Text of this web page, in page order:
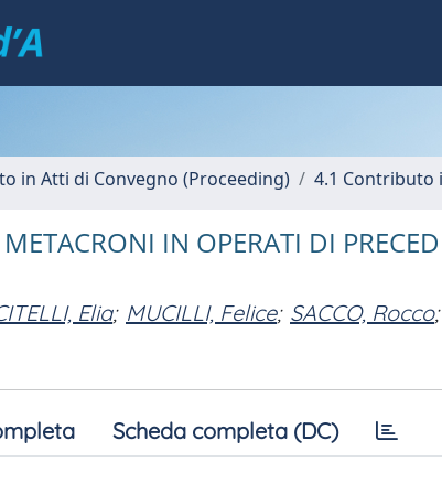
in Atti di Convegno (Proceeding) 4.1 Contributo
IN OPERATI DI
Elia; MUCILLI, Felice; SACCO, Rocco;
Scheda completa (DC)